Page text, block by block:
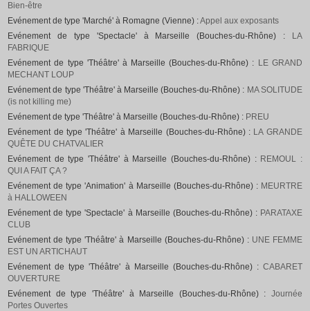
Bien-être
Evénement de type 'Marché' à Romagne (Vienne) :Appel aux exposants
Evénement de type 'Spectacle' à Marseille (Bouches-du-Rhône) :
LA
FABRIQUE
Evénement de type 'Théâtre' à Marseille (Bouches-du-Rhône) : LE GRAND
MECHANT LOUP
Evénement de type 'Théâtre' à Marseille (Bouches-du-Rhône) : MA SOLITUDE
(is not killing me)
Evénement de type 'Théâtre' à Marseille (Bouches-du-Rhône) : PREU
Evénement de type 'Théâtre' à Marseille (Bouches-du-Rhône) : LA GRANDE
QUÊTE DU CHATVALIER
Evénement de type 'Théâtre' à Marseille (Bouches-du-Rhône) : REMOUL :
QUI A FAIT ÇA ?
Evénement de type 'Animation' à Marseille (Bouches-du-Rhône) : MEURTRE
à HALLOWEEN
Evénement de type 'Spectacle' à Marseille (Bouches-du-Rhône) : PARATAXE
CLUB
Evénement de type 'Théâtre' à Marseille (Bouches-du-Rhône) : UNE FEMME
EST UN ARTICHAUT
Evénement de type 'Théâtre' à Marseille (Bouches-du-Rhône) : CABARET
OUVERTURE
Evénement de type 'Théâtre' à Marseille (Bouches-du-Rhône) : Journée
Portes Ouvertes